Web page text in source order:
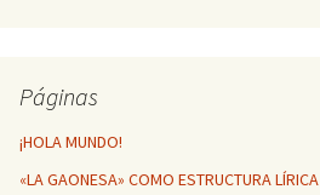
Páginas
¡HOLA MUNDO!
«LA GAONESA» COMO ESTRUCTURA LÍRICA